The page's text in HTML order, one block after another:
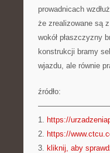
prowadnicach
że zrealizowane są
wokół płaszczyzny
konstrukcji bramy
wjazdu, ale równie
źródło:
1. https://
2. https://
3. kliknij, aby